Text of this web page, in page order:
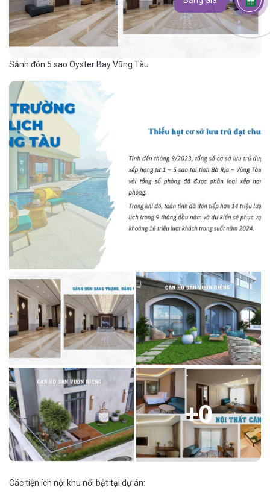
Sảnh đón 5 sao Oyster Bay Vũng Tàu
+0
Các tiện ích nội khu nổi bật tại dự án: